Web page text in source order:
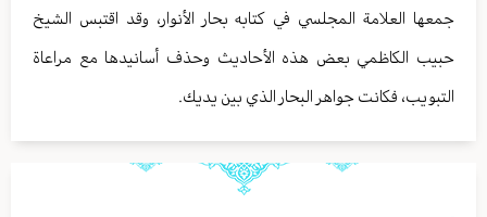
جمعها العلامة المجلسي في كتابه بحار الأنوار، وقد اقتبس الشيخ
حبيب الكاظمي بعض هذه الأحاديث وحذف أسانيدها مع مراعاة
التبويب، فكانت جواهر البحار الذي بين يديك.